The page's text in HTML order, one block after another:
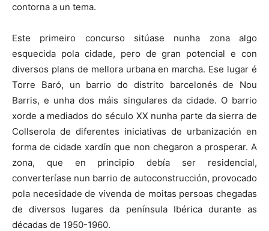
contorna a un tema.
Este primeiro concurso sitúase nunha zona algo
esquecida pola cidade, pero de gran potencial e con
diversos plans de mellora urbana en marcha. Ese lugar é
Torre Baró, un barrio do distrito barcelonés de Nou
Barris, e unha dos máis singulares da cidade. O barrio
xorde a mediados do século XX nunha parte da sierra de
Collserola de diferentes iniciativas de urbanización en
forma de cidade xardín que non chegaron a prosperar. A
zona, que en principio debía ser residencial,
converteríase nun barrio de autoconstrucción, provocado
pola necesidade de vivenda de moitas persoas chegadas
de diversos lugares da península Ibérica durante as
décadas de 1950-1960.